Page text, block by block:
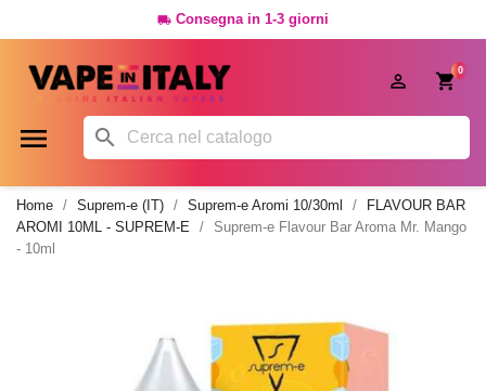
 Consegna in 1-3 giorni
0

 
Home Suprem-e (IT) Suprem-e Aromi 10/30ml
FLAVOUR BAR
AROMI 10ML - SUPREM-E
Suprem-e Flavour Bar Aroma Mr. Mango
- 10ml